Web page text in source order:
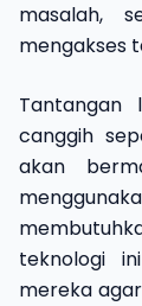
masalah,
mengakses
Tantangan
canggih
akan
teknologi
mereka